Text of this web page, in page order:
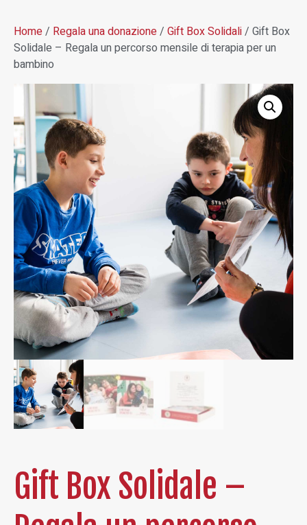
Home/ Regala una donazione/ Gift Box Solidali/ Gift Box
Solidale – Regala un percorso mensile di terapia per un
bambino
Gift Box Solidale –